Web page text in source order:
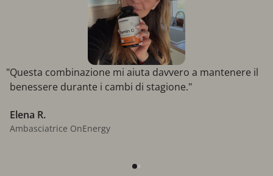
"Questa combinazione mi aiuta davvero a mantenere il
benessere durante i cambi di stagione."
Elena R.
Ambasciatrice OnEnergy